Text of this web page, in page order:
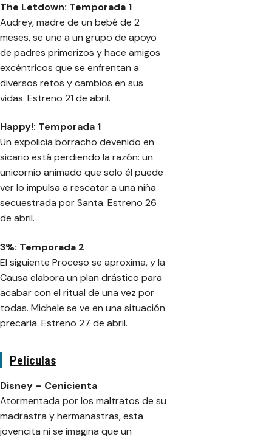
The Letdown: Temporada 1
Audrey, madre de un bebé de 2
meses, se une a un grupo de apoyo
de padres primerizos y hace amigos
excéntricos que se enfrentan a
diversos retos y cambios en sus
vidas. Estreno 21 de abril.
Happy!: Temporada 1
Un expolicía borracho devenido en
sicario está perdiendo la razón: un
unicornio animado que solo él puede
ver lo impulsa a rescatar a una niña
secuestrada por Santa. Estreno 26
de abril.
3%: Temporada 2
El siguiente Proceso se aproxima, y la
Causa elabora un plan drástico para
acabar con el ritual de una vez por
todas. Michele se ve en una situación
precaria. Estreno 27 de abril.
Películas
Disney – Cenicienta
Atormentada por los maltratos de su
madrastra y hermanastras, esta
jovencita ni se imagina que un